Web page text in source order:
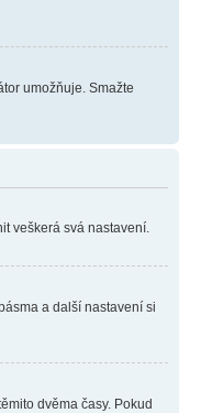
umožňuje. Smažte
veškerá svá nastavení.
a další nastavení si
dvěma časy. Pokud